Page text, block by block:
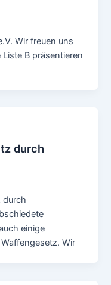
Wir freuen uns
B präsentieren
durch
durch
einige
Wir